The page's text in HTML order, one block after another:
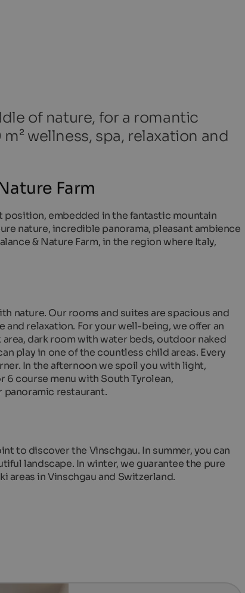
of nature, for a romantic
wellness, spa, relaxation and
Farm
position, embedded in the fantastic mountain
nature, incredible panorama, pleasant ambience
& Nature Farm, in the region where Italy,
nature. Our rooms and suites are spacious and
relaxation. For your well-being, we offer an
dark room with water beds, outdoor naked
play in one of the countless child areas. Every
In the afternoon we spoil you with light,
6 course menu with South Tyrolean,
panoramic restaurant.
to discover the Vinschgau. In summer, you can
landscape. In winter, we guarantee the pure
areas in Vinschgau and Switzerland.